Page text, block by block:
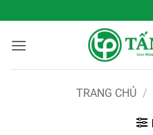
qua
nội
TRANG CHỦ /